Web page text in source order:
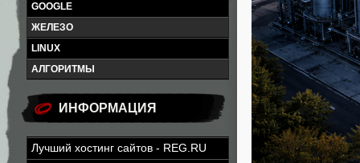
GOOGLE
ЖЕЛЕЗО
LINUX
АЛГОРИТМЫ
ИНФОРМАЦИЯ
Лучший хостинг сайтов - REG.RU